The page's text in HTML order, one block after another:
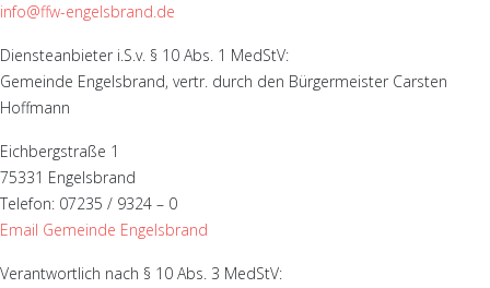
info@ffw-engelsbrand.de
Diensteanbieter i.S.v. § 10 Abs. 1 MedStV:
Gemeinde Engelsbrand, vertr. durch den Bürgermeister Carsten
Hoffmann
Eichbergstraße 1
75331 Engelsbrand
Telefon: 07235 / 9324 – 0
Email Gemeinde Engelsbrand
Verantwortlich nach § 10 Abs. 3 MedStV: